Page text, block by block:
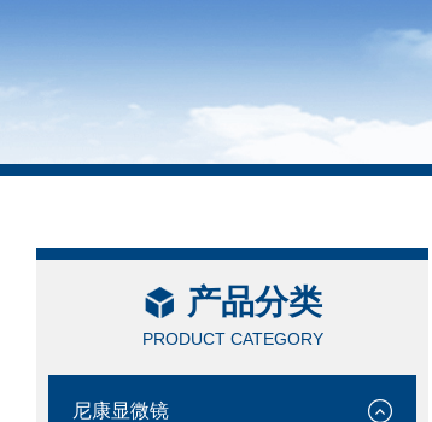
产品分类
PRODUCT CATEGORY
尼康显微镜